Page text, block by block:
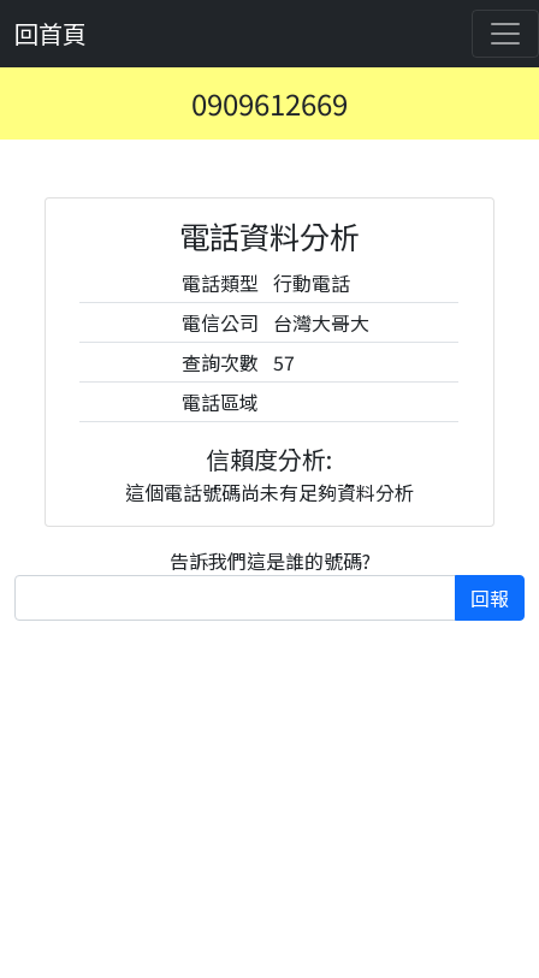
回首頁
0909612669
電話資料分析
電話類型 行動電話
電信公司 台灣大哥大
查詢次數 57
電話區域
信賴度分析:
這個電話號碼尚未有足夠資料分析
告訴我們這是誰的號碼?
回報